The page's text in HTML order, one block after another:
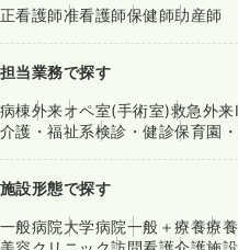
正看護師准看護師保健師助産師
担当業務で探す
病棟外来オペ室(手術室)救急外来
介護・福祉系検診・健診保育園
施設形態で探す
一般病院大学病院一般＋療養療